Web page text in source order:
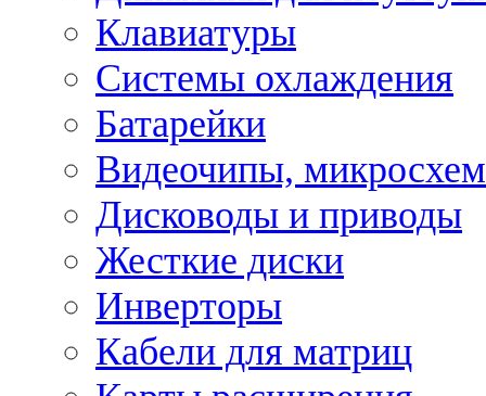
Клавиатуры
Системы охлаждения
Батарейки
Видеочипы,
Дисководы и приводы
Жесткие диски
Инверторы
Кабели для матриц